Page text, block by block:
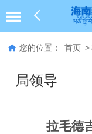
您的位置： 首页 >
局领导
拉毛德